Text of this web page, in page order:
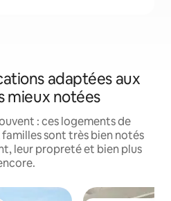
adaptées aux
mieux notées
: ces logements de
sont très bien notés
leur propreté et bien plus